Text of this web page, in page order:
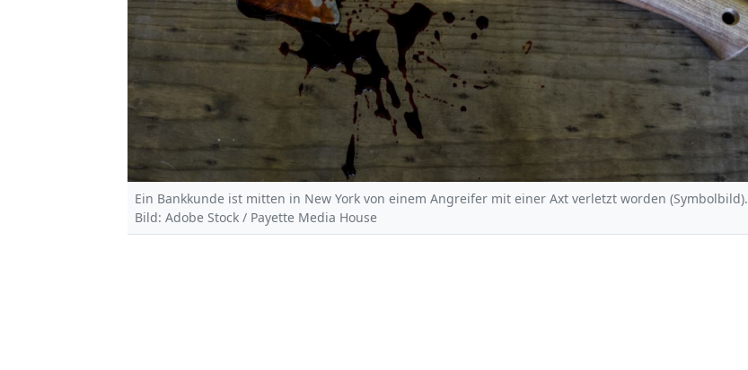
Ein Bankkunde ist mitten in New York von einem Angreifer mit einer Axt verletzt worden (Symbolbild).
Bild: Adobe Stock / Payette Media House